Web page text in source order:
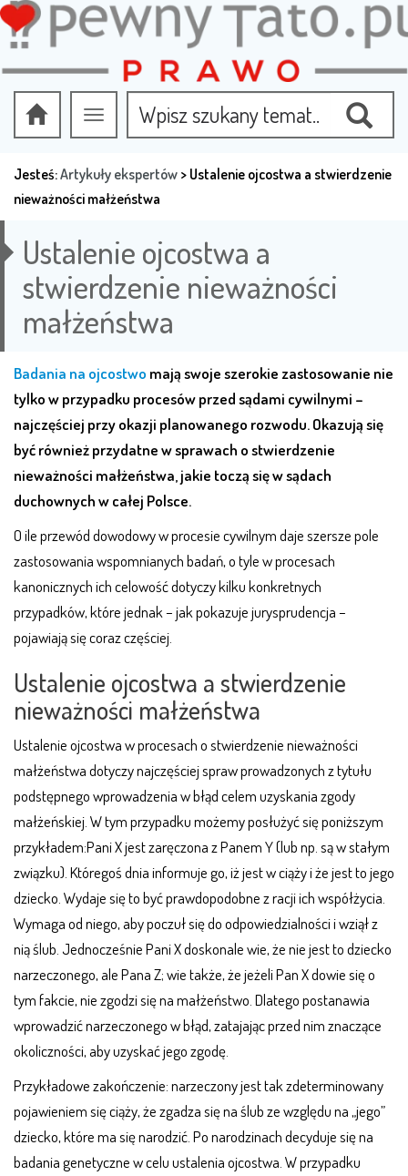
Przełącz
nawigację
Jesteś:Artykuły ekspertów > Ustalenie ojcostwa a stwierdzenie
nieważności małżeństwa
Ustalenie ojcostwa a
stwierdzenie nieważności
małżeństwa
Badania na ojcostwo mają swoje szerokie zastosowanie nie
tylko w przypadku procesów przed sądami cywilnymi –
najczęściej przy okazji planowanego rozwodu. Okazują się
być również przydatne w sprawach o stwierdzenie
nieważności małżeństwa, jakie toczą się w sądach
duchownych w całej Polsce.
O ile przewód dowodowy w procesie cywilnym daje szersze pole
zastosowania wspomnianych badań, o tyle w procesach
kanonicznych ich celowość dotyczy kilku konkretnych
przypadków, które jednak – jak pokazuje jurysprudencja –
pojawiają się coraz częściej.
Ustalenie ojcostwa a stwierdzenie
nieważności małżeństwa
Ustalenie ojcostwa w procesach o stwierdzenie nieważności
małżeństwa dotyczy najczęściej spraw prowadzonych z tytułu
podstępnego wprowadzenia w błąd celem uzyskania zgody
małżeńskiej. W tym przypadku możemy posłużyć się poniższym
przykładem:Pani X jest zaręczona z Panem Y (lub np. są w stałym
związku). Któregoś dnia informuje go, iż jest w ciąży i że jest to jego
dziecko. Wydaje się to być prawdopodobne z racji ich współżycia.
Wymaga od niego, aby poczuł się do odpowiedzialności i wziął z
nią ślub. Jednocześnie Pani X doskonale wie, że nie jest to dziecko
narzeczonego, ale Pana Z; wie także, że jeżeli Pan X dowie się o
tym fakcie, nie zgodzi się na małżeństwo. Dlatego postanawia
wprowadzić narzeczonego w błąd, zatajając przed nim znaczące
okoliczności, aby uzyskać jego zgodę.
Przykładowe zakończenie: narzeczony jest tak zdeterminowany
pojawieniem się ciąży, że zgadza się na ślub ze względu na „jego”
dziecko, które ma się narodzić. Po narodzinach decyduje się na
badania genetyczne w celu ustalenia ojcostwa. W przypadku